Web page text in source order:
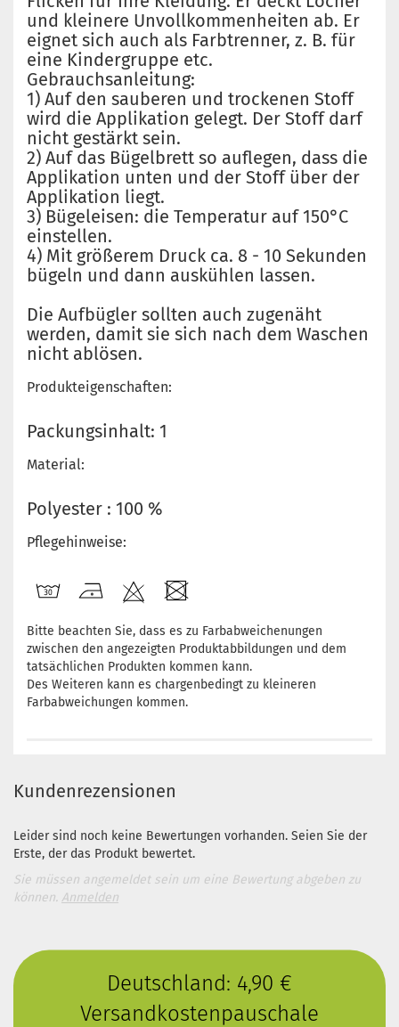
und kleinere Unvollkommenheiten ab. Er
eignet sich auch als Farbtrenner, z. B. für
eine Kindergruppe etc.
Gebrauchsanleitung:
1) Auf den sauberen und trockenen Stoff
wird die Applikation gelegt. Der Stoff darf
nicht gestärkt sein.
2) Auf das Bügelbrett so auflegen, dass die
Applikation unten und der Stoff über der
Applikation liegt.
3) Bügeleisen: die Temperatur auf 150°C
einstellen.
4) Mit größerem Druck ca. 8 - 10 Sekunden
bügeln und dann auskühlen lassen.
Die Aufbügler sollten auch zugenäht
werden, damit sie sich nach dem Waschen
nicht ablösen.
Produkteigenschaften:
Packungsinhalt: 1
Material:
Polyester : 100 %
Pflegehinweise:
Bitte beachten Sie, dass es zu Farbabweichenungen
zwischen den angezeigten Produktabbildungen und dem
tatsächlichen Produkten kommen kann.
Des Weiteren kann es chargenbedingt zu kleineren
Farbabweichungen kommen.
Kundenrezensionen
Leider sind noch keine Bewertungen vorhanden. Seien Sie der
Erste, der das Produkt bewertet.
Sie müssen angemeldet sein um eine Bewertung abgeben zu
können. Anmelden
Deutschland: 4,90 €
Versandkostenpauschale